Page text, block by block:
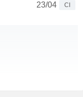
23/04
CI